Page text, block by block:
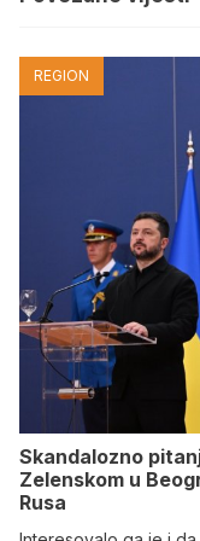
REGION
Skandalozno
Zelenskom u
Rusa